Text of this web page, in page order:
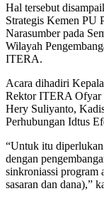
Hal tersebut
Strategis Kemen PU
Narasumber pada
Wilayah
ITERA.
Acara dihadiri
Rektor ITERA Ofyar
Hery Suliyanto,
Perhubungan Idtus
“Untuk itu diperlukan
dengan
sinkroniassi program
sasaran dan dana),”